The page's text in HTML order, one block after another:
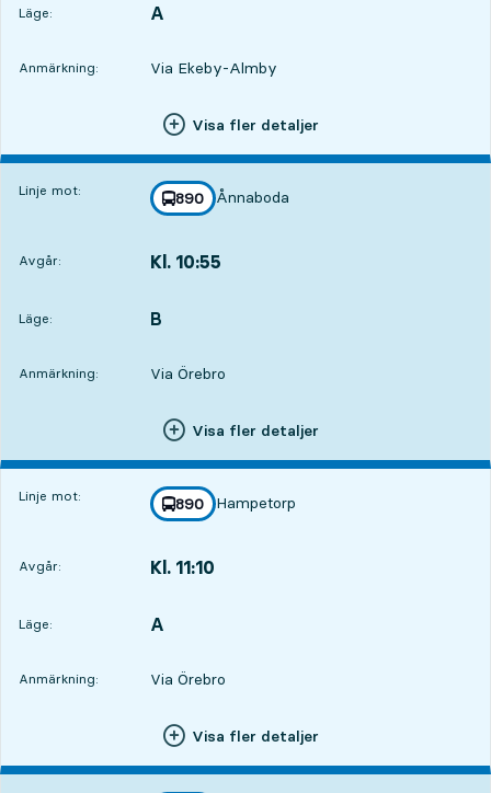
Läge:
LÄGE, A
,
Anmärkning: Via Ekeby-Almby
Visa fler detaljer
Linje mot: linje
890
mot
Ånnaboda
,
Avgår: Kl. 10:55
Läge:
LÄGE, B
,
Anmärkning: Via Örebro
Visa fler detaljer
Linje mot: linje
890
mot
Hampetorp
,
Avgår: Kl. 11:10
Läge:
LÄGE, A
,
Anmärkning: Via Örebro
Visa fler detaljer